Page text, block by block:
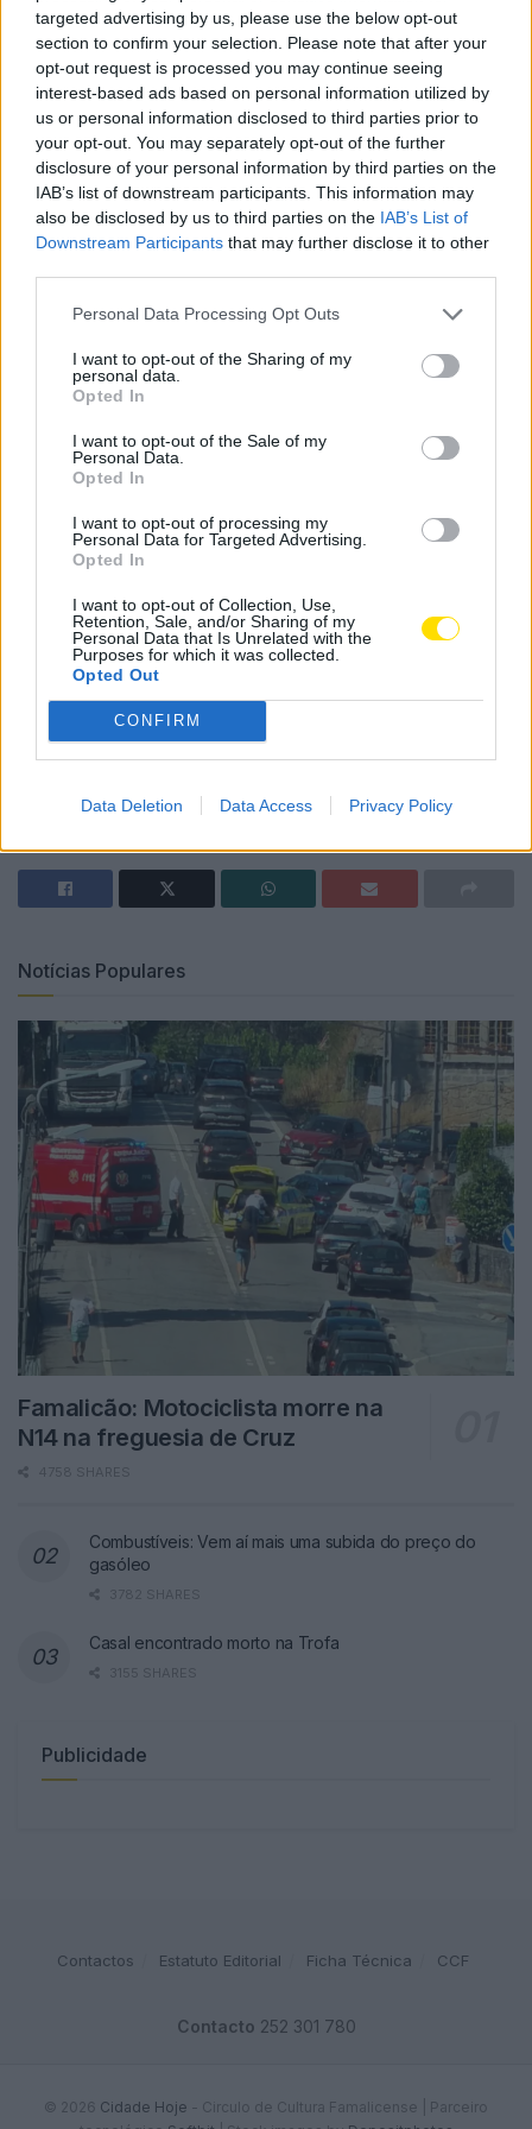
targeted advertising by us, please use the below opt-out
section to confirm your selection. Please note that after your
opt-out request is processed you may continue seeing
interest-based ads based on personal information utilized by
us or personal information disclosed to third parties prior to
your opt-out. You may separately opt-out of the further
disclosure of your personal information by third parties on the
IAB’s list of downstream participants. This information may
also be disclosed by us to third parties on the IAB’s List of
Downstream Participants that may further disclose it to other
Personal Data Processing Opt Outs
I want to opt-out of the Sharing of my
personal data.
Opted In
I want to opt-out of the Sale of my
Personal Data.
Opted In
I want to opt-out of processing my
Personal Data for Targeted Advertising.
Opted In
I want to opt-out of Collection, Use,
Retention, Sale, and/or Sharing of my
Personal Data that Is Unrelated with the
Purposes for which it was collected.
Opted Out
CONFIRM
Data Deletion Data Access Privacy Policy
A CLERICUS CUP conta com seis equipas, algumas
representando uma única diocese e outras
constituídas por sacerdotes de diferentes territórios.
Além da vertente desportiva, o torneio inclui uma
receção na Câmara Municipal da Guarda, com o
presidente do município, Sérgio Costa, e a presença
do bispo diocesano, D. José Miguel Pereira.
O programa contempla ainda a atuação do grupo
Cantar Tradição, do Centro Cultural da Guarda, visitas
Museu Judaico e à Igreja de São Tiago — e a um
produtor vinícola da região.
Esta iniciativa visa promover laços de amizade e
fraternidade entre os participantes, reunindo
sacerdotes que partilham a mesma missão pastoral.
padres
Notícias Populares
Famalicão: Motociclista morre na
N14 na freguesia de Cruz
4758 SHARES
Combustíveis: Vem aí mais uma subida do preço do
gasóleo
3782 SHARES
Casal encontrado morto na Trofa
3155 SHARES
Publicidade
Contactos Estatuto Editorial Ficha Técnica CCF
Contacto 252 301 780
© 2026 Cidade Hoje - Circulo de Cultura Famalicense | Parceiro